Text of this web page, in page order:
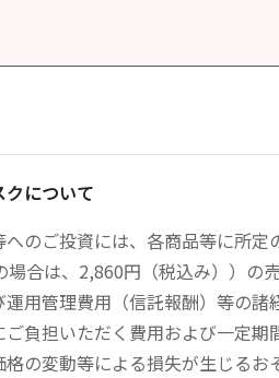
について
へのご投資には、各商品等に所
場合は、2,860円（税込み））の
用管理費用（信託報酬）等の
負担いただく費用および一定
の変動等による損失が生じる